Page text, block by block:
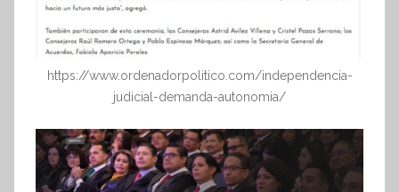
https://www.ordenadorpolitico.com/independencia-
judicial-demanda-autonomia/